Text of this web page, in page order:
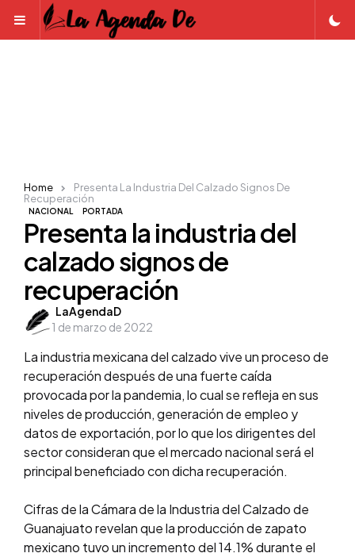
Menu
NACIONAL PORTADA
Presenta la industria del
calzado signos de
recuperación
Posted
by
LaAgendaD
1 de marzo de 2022
Home
Presenta La Industria Del Calzado Signos De
Recuperación
La industria mexicana del calzado vive un proceso de
recuperación después de una fuerte caída
provocada por la pandemia, lo cual se refleja en sus
niveles de producción, generación de empleo y
datos de exportación, por lo que los dirigentes del
sector consideran que el mercado nacional será el
principal beneficiado con dicha recuperación.
Cifras de la Cámara de la Industria del Calzado de
Guanajuato revelan que la producción de zapato
mexicano tuvo un incremento del 14.1% durante el